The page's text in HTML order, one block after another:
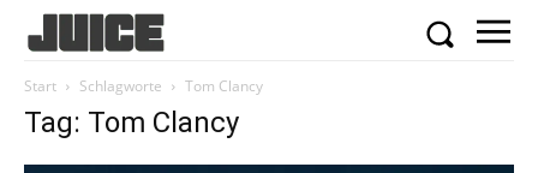
Start Schlagworte Tom Clancy
Tag: Tom Clancy